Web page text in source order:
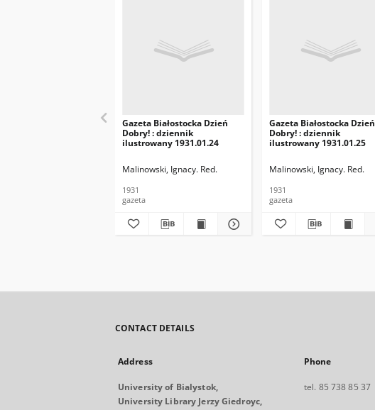
Gazeta Białostocka Dzień
Dobry! : dziennik
ilustrowany 1931.01.24
Malinowski, Ignacy. Red.
1931
gazeta
Gazeta Białostocka Dzień
Dobry! : dziennik
ilustrowany 1931.01.25
Malinowski, Ignacy. Red.
1931
gazeta
CONTACT DETAILS
Address
University of Bialystok,
University Library Jerzy Giedroyc,
Phone
tel. 85 738 85 37